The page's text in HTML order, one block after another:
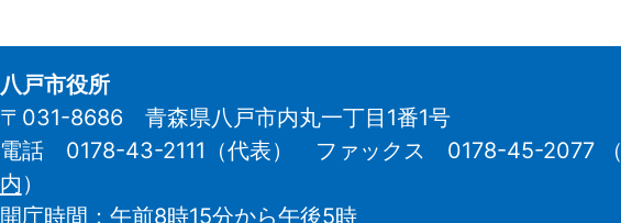
八戸市役所
〒031-8686 青森県八戸市内丸一丁目1番1号
電話 0178-43-2111（代表） ファックス 0178-45-2077（
内 ）
開庁時間：午前8時15分から午後5時